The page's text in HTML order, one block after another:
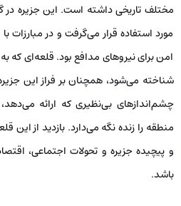
مختلف تاریخی داشته است. این جزیره
مورد استفاده قرار می‌گرفت و در مبارزات
امن برای نیروهای مدافع بود. قلعه‌ای که
شناخته می‌شود، همچنان بر فراز این
چشم‌اندازهای بی‌نظیری که ارائه می‌دهد،
منطقه را زنده نگه می‌دارد. بازدید از این
و پیچیده جزیره و تحولات اجتماعی،
باشد.